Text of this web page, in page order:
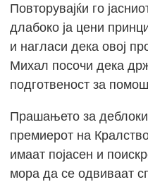
Повторувајќи го
длабоко ја цени
и нагласи дека овој
Михал посочи дека
подготвеност за
Прашањето за
премиерот на
имаат појасен и
мора да се одвиваат